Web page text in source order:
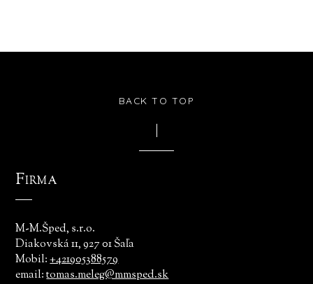
BACK TO TOP
Firma
M-M.Šped, s.r.o.
Diakovská 11, 927 01 Šaľa
Mobil:+421905388579
email:tomas.meleg@mmsped.sk